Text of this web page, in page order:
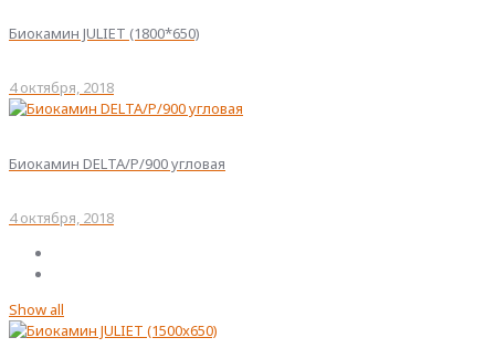
Биокамин JULIET (1800*650)
4 октября, 2018
Биокамин DELTA/P/900 угловая
4 октября, 2018
Show all